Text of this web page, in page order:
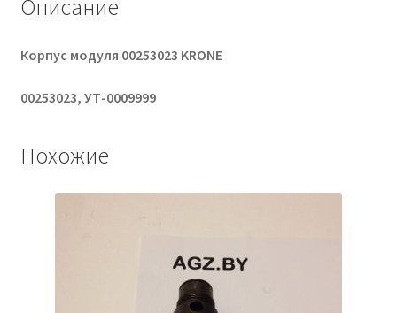
Описание
Корпус модуля 00253023 KRONE
00253023, УТ-0009999
Похожие